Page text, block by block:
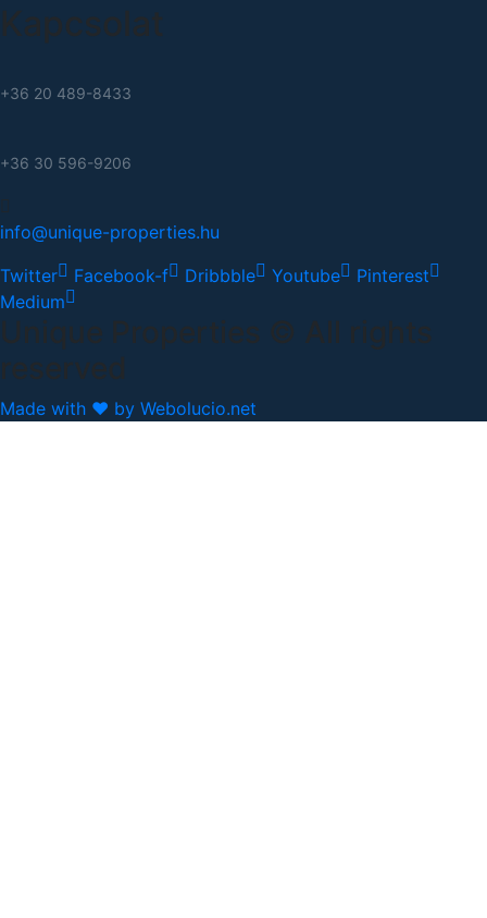
+36 20 489-8433
+36 30 596-9206
info@unique-properties.hu
Twitter
Facebook-f Dribbble Youtube
Pinterest
Medium
Made with ❤ by Webolucio.net